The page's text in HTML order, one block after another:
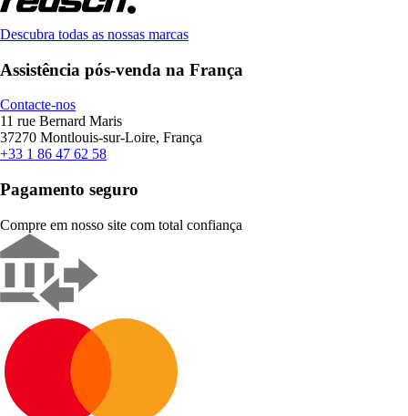
Descubra todas as nossas marcas
Assistência pós-venda na França
Contacte-nos
11 rue Bernard Maris
37270 Montlouis-sur-Loire, França
+33 1 86 47 62 58
Pagamento seguro
Compre em nosso site com total confiança